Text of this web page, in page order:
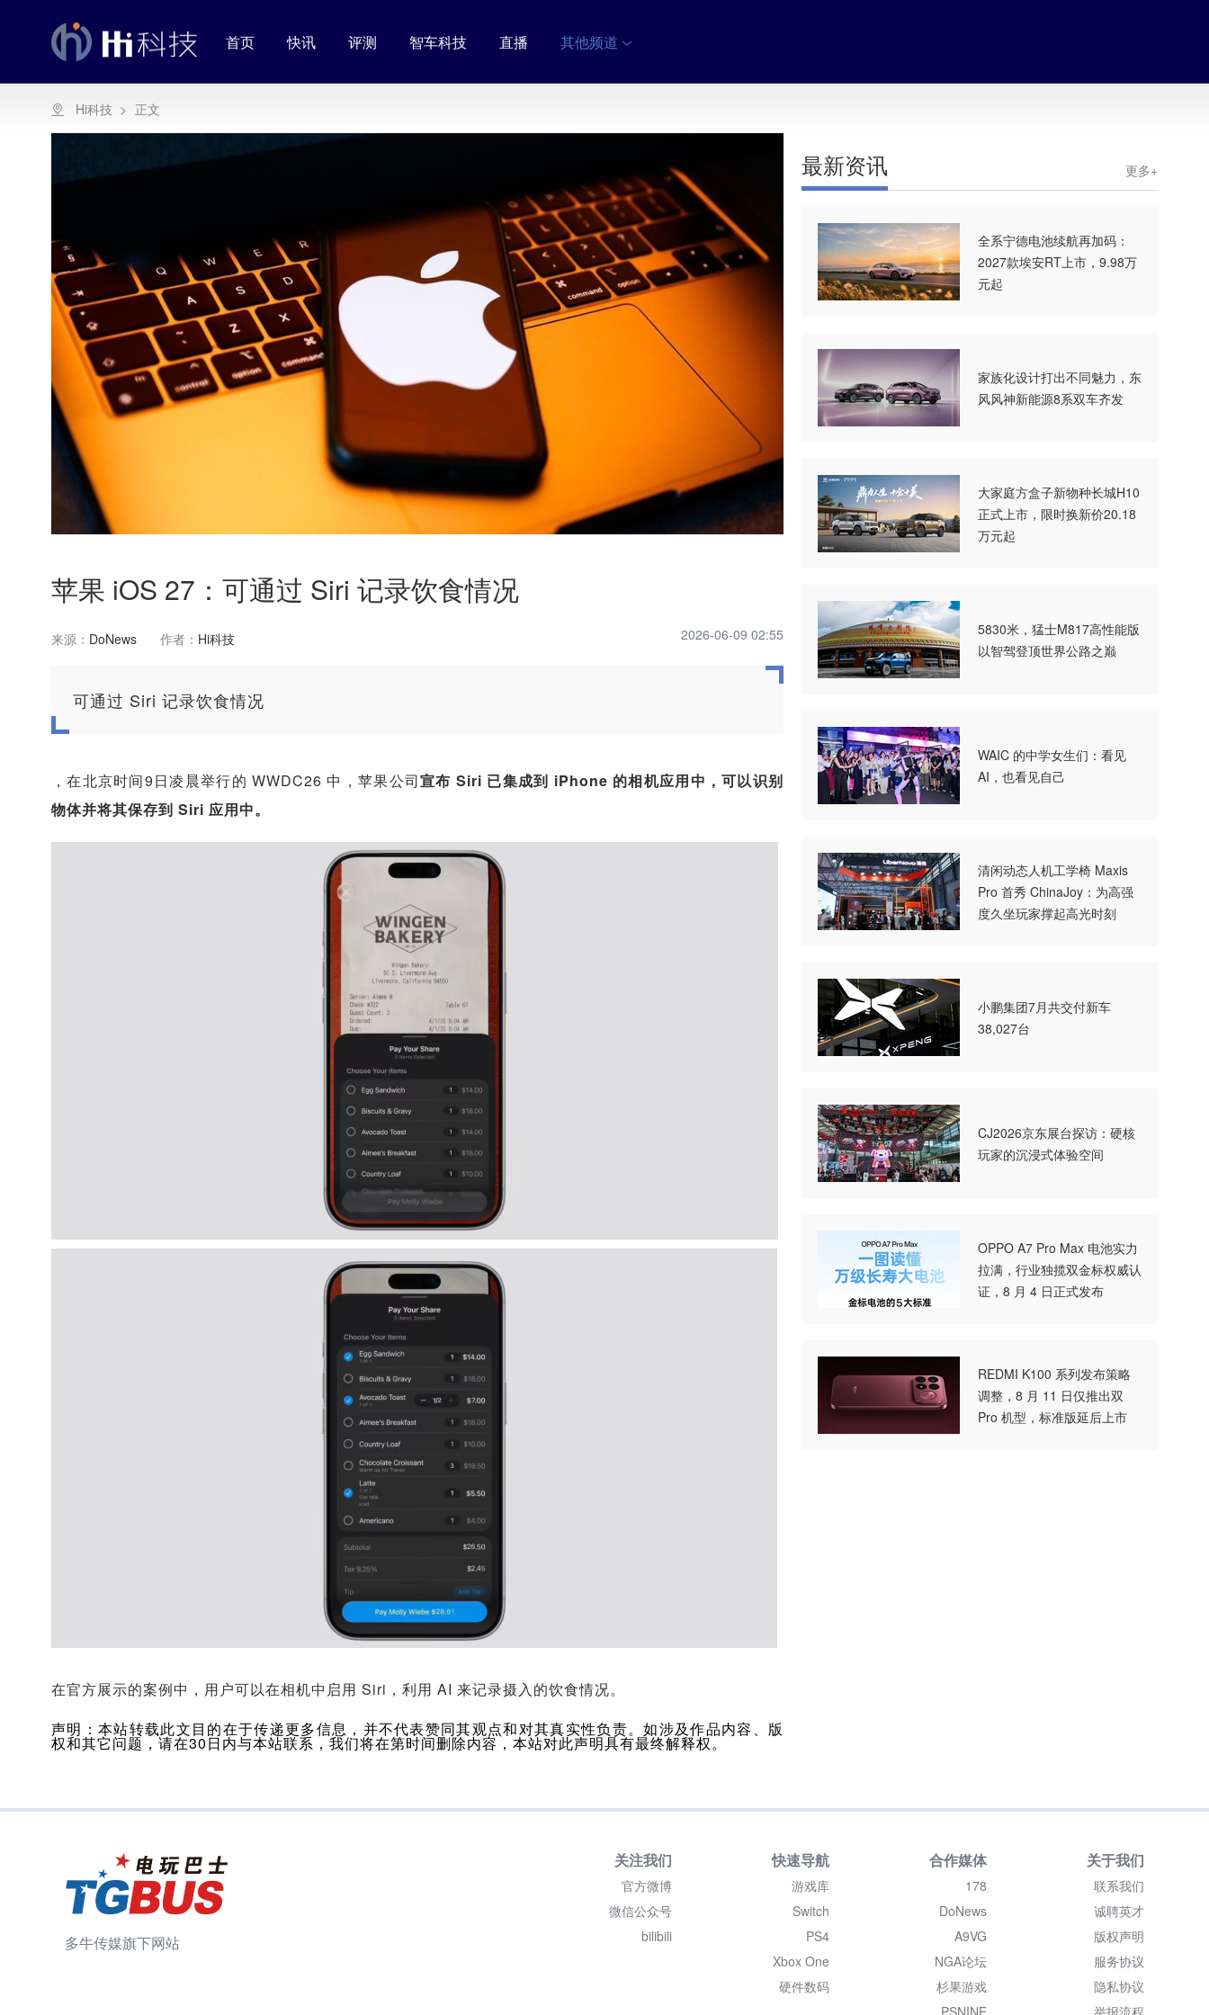
首页 快讯 评测 智车科技 直播 其他频道
Hi科技 > 正文
苹果 iOS 27：可通过 Siri 记录饮食情况
来源： DoNews 作者： Hi科技 2026-06-09 02:55
可通过 Siri 记录饮食情况
，在北京时间9日凌晨举行的 WWDC26 中，苹果公司宣布 Siri 已集成到 iPhone 的相机应用中，可以识别
物体并将其保存到 Siri 应用中。
在官方展示的案例中，用户可以在相机中启用 Siri，利用 AI 来记录摄入的饮食情况。
声明：本站转载此文目的在于传递更多信息，并不代表赞同其观点和对其真实性负责。如涉及作品内容、版
权和其它问题，请在30日内与本站联系，我们将在第时间删除内容，本站对此声明具有最终解释权。
最新资讯 更多+
全系宁德电池续航再加码：
2027款埃安RT上市，9.98万
元起
家族化设计打出不同魅力，东
风风神新能源8系双车齐发
大家庭方盒子新物种长城H10
正式上市，限时换新价20.18
万元起
5830米，猛士M817高性能版
以智驾登顶世界公路之巅
WAIC 的中学女生们：看见
AI，也看见自己
清闲动态人机工学椅 Maxis
Pro 首秀 ChinaJoy：为高强
度久坐玩家撑起高光时刻
小鹏集团7月共交付新车
38,027台
CJ2026京东展台探访：硬核
玩家的沉浸式体验空间
OPPO A7 Pro Max 电池实力
拉满，行业独揽双金标权威认
证，8 月 4 日正式发布
REDMI K100 系列发布策略
调整，8 月 11 日仅推出双
Pro 机型，标准版延后上市
多牛传媒旗下网站
关注我们
官方微博
微信公众号
bilibili
快速导航
游戏库
Switch
PS4
Xbox One
硬件数码
合作媒体
178
DoNews
A9VG
NGA论坛
杉果游戏
PSNINE
关于我们
联系我们
诚聘英才
版权声明
服务协议
隐私协议
举报流程